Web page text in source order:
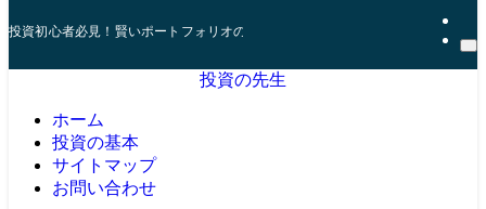
投資初心者必見！賢いポートフォリオの組み方とリスク管理の秘訣
投資の先生
ホーム
投資の基本
サイトマップ
お問い合わせ